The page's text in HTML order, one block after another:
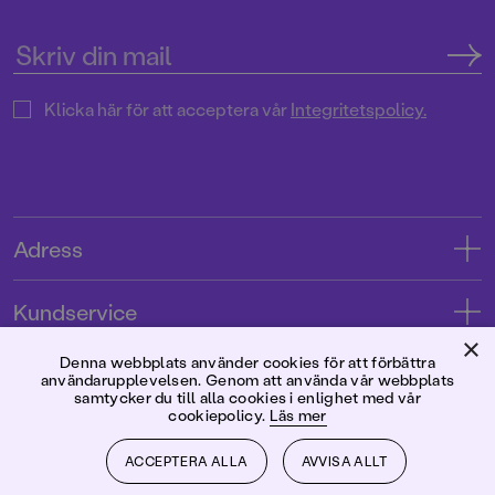
Klicka här för att acceptera vårIntegritetspolicy.
Adress
Tryckerigatan 4
Org.nr: 556045-7748
Kundservice
Kontakta oss
Kundservice
Användarvillkor intressenter
Användarvillkor nyhetsbrev
Förlaget
Jobba hos oss
×
Denna webbplats använder cookies för att förbättra
användarupplevelsen. Genom att använda vår webbplats
samtycker du till alla cookies i enlighet med vår
cookiepolicy. Läs mer
ACCEPTERA ALLA AVVISA ALLT